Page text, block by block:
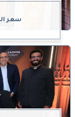
سعر الذهب